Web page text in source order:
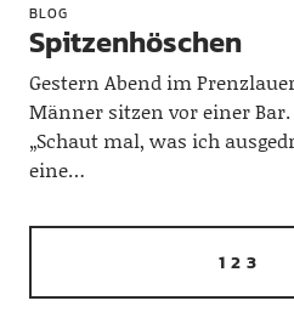
BLOG
Spitzenhöschen
Gestern Abend im
Männer sitzen vor einer
„Schaut mal, was ich
eine…
1 2 3